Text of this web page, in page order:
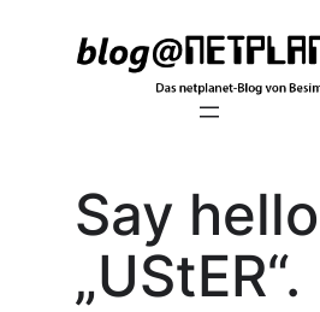
Say
„UStER“.